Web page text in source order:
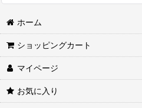
ホーム
ショッピングカート
マイページ
お気に入り